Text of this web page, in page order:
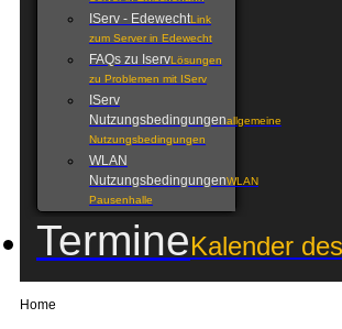
IServ - EdewechtLink
zum Server in Edewecht
FAQs zu IservLösungen
zu Problemen mit IServ
IServ
Nutzungsbedingungenallgemeine
Nutzungsbedingungen
WLAN
NutzungsbedingungenWLAN
Pausenhalle
TermineKalender
Home